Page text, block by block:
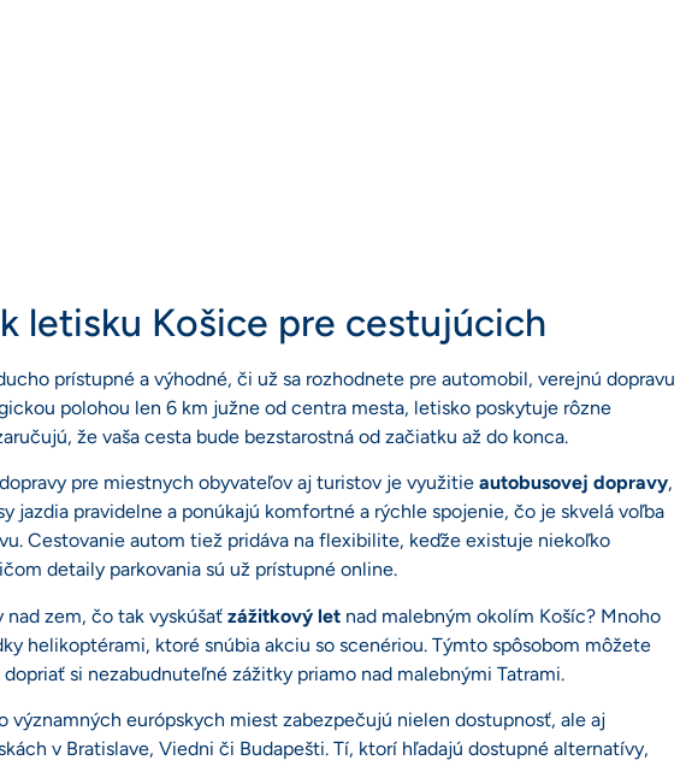
letisku Košice pre cestujúcich
prístupné a výhodné, či už sa rozhodnete pre automobil, verejnú dopravu
polohou len 6 km južne od centra mesta, letisko poskytuje rôzne
že vaša cesta bude bezstarostná od začiatku až do konca.
pre miestnych obyvateľov aj turistov je využitie autobusovej dopravy,
jazdia pravidelne a ponúkajú komfortné a rýchle spojenie, čo je skvelá voľba
Cestovanie autom tiež pridáva na flexibilite, keďže existuje niekoľko
detaily parkovania sú už prístupné online.
zem, čo tak vyskúšať zážitkový let nad malebným okolím Košíc? Mnoho
helikoptérami, ktoré snúbia akciu so scenériou. Týmto spôsobom môžete
si nezabudnuteľné zážitky priamo nad malebnými Tatrami.
významných európskych miest zabezpečujú nielen dostupnosť, ale aj
v Bratislave, Viedni či Budapešti. Tí, ktorí hľadajú dostupné alternatívy,